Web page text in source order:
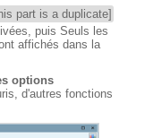
part is a duplicate]
puis Seuls les
affichés dans la
options
d'autres fonctions